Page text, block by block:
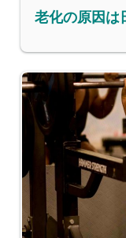
老化の原因は